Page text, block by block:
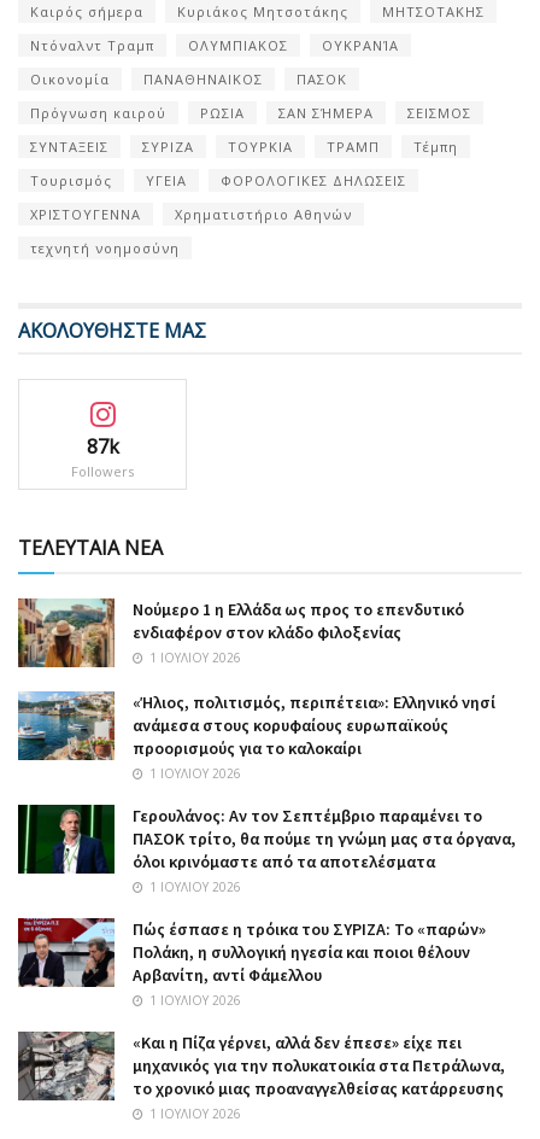
Καιρός σήμερα
Κυριάκος Μητσοτάκης
ΜΗΤΣΟΤΑΚΗΣ
Ντόναλντ Τραμπ
ΟΛΥΜΠΙΑΚΟΣ
ΟΥΚΡΑΝΊΑ
Οικονομία
ΠΑΝΑΘΗΝΑΙΚΟΣ
ΠΑΣΟΚ
Πρόγνωση καιρού
ΡΩΣΙΑ ΣΑΝ ΣΉΜΕΡΑ
ΣΕΙΣΜΟΣ
ΣΥΝΤΑΞΕΙΣ
ΣΥΡΙΖΑ ΤΟΥΡΚΙΑ ΤΡΑΜΠ
Τέμπη
Τουρισμός
ΥΓΕΙΑ
ΦΟΡΟΛΟΓΙΚΕΣ ΔΗΛΩΣΕΙΣ
ΧΡΙΣΤΟΥΓΕΝΝΑ
Χρηματιστήριο Αθηνών
τεχνητή νοημοσύνη
ΑΚΟΛΟΥΘΗΣΤΕ ΜΑΣ
87k
Followers
ΤΕΛΕΥΤΑΙΑ ΝΕΑ
Nούμερο 1 η Ελλάδα ως προς το επενδυτικό
ενδιαφέρον στον κλάδο φιλοξενίας
1 ΙΟΥΛΊΟΥ 2026
«Ήλιος, πολιτισμός, περιπέτεια»: Ελληνικό νησί
ανάμεσα στους κορυφαίους ευρωπαϊκούς
προορισμούς για το καλοκαίρι
1 ΙΟΥΛΊΟΥ 2026
Γερουλάνος: Αν τον Σεπτέμβριο παραμένει το
ΠΑΣΟΚ τρίτο, θα πούμε τη γνώμη μας στα όργανα,
όλοι κρινόμαστε από τα αποτελέσματα
1 ΙΟΥΛΊΟΥ 2026
Πώς έσπασε η τρόικα του ΣΥΡΙΖΑ: Το «παρών»
Πολάκη, η συλλογική ηγεσία και ποιοι θέλουν
Αρβανίτη, αντί Φάμελλου
1 ΙΟΥΛΊΟΥ 2026
«Και η Πίζα γέρνει, αλλά δεν έπεσε» είχε πει
μηχανικός για την πολυκατοικία στα Πετράλωνα,
το χρονικό μιας προαναγγελθείσας κατάρρευσης
1 ΙΟΥΛΊΟΥ 2026